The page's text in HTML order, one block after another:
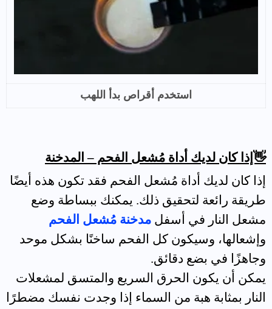
استخدم أقراص بدأ اللهب
👋إذا كان لديك أداة مُشعل الفحم – المدخنة
إذا كان لديك أداة مُشعل الفحم فقد تكون هذه أيضًا
طريقة رائعة لتحقيق ذلك. يمكنك ببساطة وضع
مشعل النار في أسفل مدخنة مُشعل الفحم
وإشعالها، وسيكون كل الفحم ساخنًا بشكل موحد
وجاهزًا في بضع دقائق.
يمكن أن يكون الحرق السريع والمتسق لمشعلات
النار بمثابة هبة من السماء إذا وجدت نفسك مضطرًا